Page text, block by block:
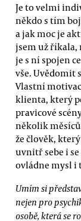
Je to velmi
někdo s tím
a jak moc je
jsem už
je s ní spojen
vše. Uvědomit
Vlastní
klienta, který
pravicové
několik
že člověk,
uvnitř sebe i
ovládne mysl i
Umím si
nejen pro
osobě, která se